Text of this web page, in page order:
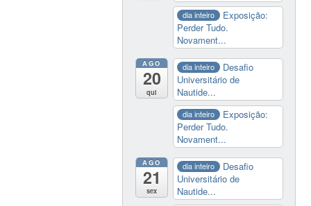
dia inteiro
Exposição:
Perder Tudo.
Novament...
AGO
20
qui
dia inteiro
Desafio
Universitário de
Nautide...
dia inteiro
Exposição:
Perder Tudo.
Novament...
AGO
21
sex
dia inteiro
Desafio
Universitário de
Nautide...